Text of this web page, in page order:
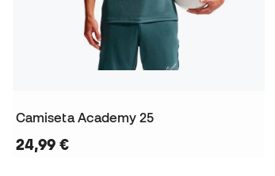
Camiseta Academy 25
24,99 €